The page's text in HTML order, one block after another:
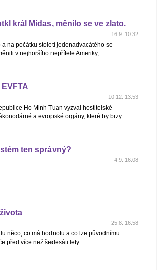
král Midas, měnilo se ve zlato.
16.9. 10:32
na počátku století jedenadvacátého se
v nejhoršího nepřítele Ameriky,...
10.12. 13:53
Ho Minh Tuan vyzval hostitelské
a evropské orgány, které by brzy...
ten správný?
4.9. 16:08
25.8. 16:58
něco, co má hodnotu a co lze původnímu
před více než šedesáti lety...